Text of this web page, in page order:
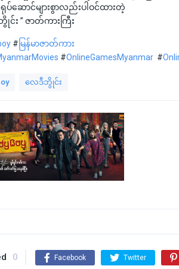
ဆောင်များစွာလည်းပါဝင်ထားတဲ့
င်း ” ဇာတ်ကားကြီး
# မြန်မာဇာတ်ကား
#OnlineGamesMyanmar #
လေဒီဘွိုင်း
0 Facebook Twitter